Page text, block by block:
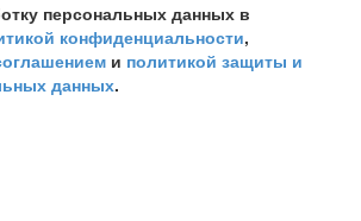
персональных данных в
конфиденциальности,
и политикой защиты и
данных.